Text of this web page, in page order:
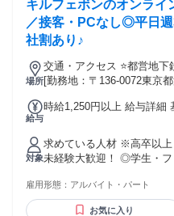
方 ・フルタイムでがんばりたい ▼応援します ・テ
や遊びの予定等に合わせた
「就活に役立つバイトがし
をお持ちの方 お問合せだけでもOKです！まずは、お気軽にご
応募ください！！
キルフェボンのオンライ
／接客・PCなし◎平日
社割あり♪
場所
交通・アクセス ⭐都営地下
「亀戸駅」より徒歩9分
[勤務地：〒136-0072東京
給与
時給1,250円以上 給与詳細 基本
対象
求めている人材 ※高卒以上 【こんな方は大歓迎です！】 ◎
未経験大歓迎！ ◎学生・フ
できる方 ◎チームでの協働
品管理が好きな方
雇用形態： アルバイト・パート
お気に入り